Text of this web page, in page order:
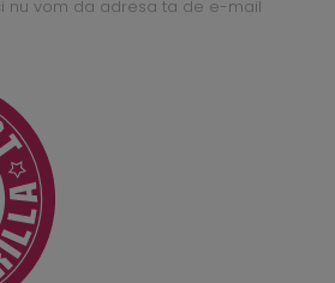
nu vom da adresa ta de e-mail